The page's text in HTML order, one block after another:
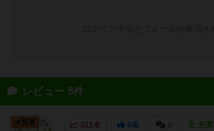
レビュー 8件
211名 0名 充実
大賢者